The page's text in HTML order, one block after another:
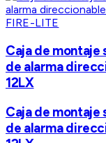
FIRE-LITE
Caja de montaje
de alarma
12LX
Caja de montaje
de alarma